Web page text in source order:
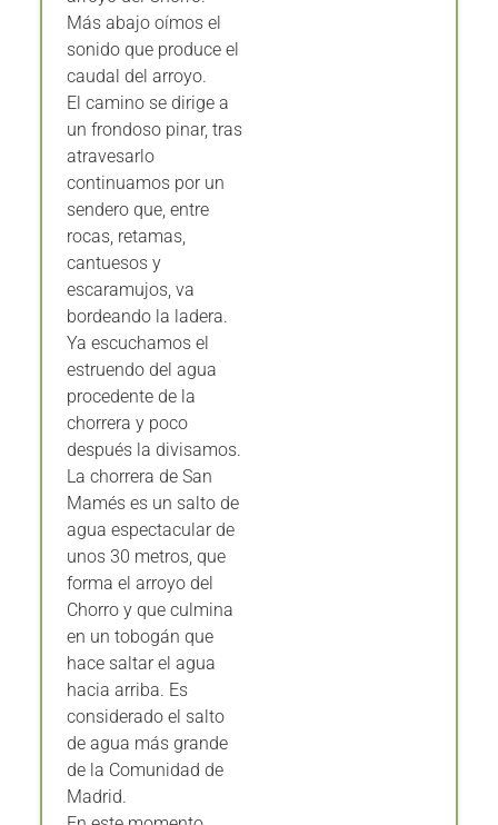
Más abajo oímos el
sonido que produce el
caudal del arroyo.
El camino se dirige a
un frondoso pinar, tras
atravesarlo
continuamos por un
sendero que, entre
rocas, retamas,
cantuesos y
escaramujos, va
bordeando la ladera.
Ya escuchamos el
estruendo del agua
procedente de la
chorrera y poco
después la divisamos.
La chorrera de San
Mamés es un salto de
agua espectacular de
unos 30 metros, que
forma el arroyo del
Chorro y que culmina
en un tobogán que
hace saltar el agua
hacia arriba. Es
considerado el salto
de agua más grande
de la Comunidad de
Madrid.
En este momento